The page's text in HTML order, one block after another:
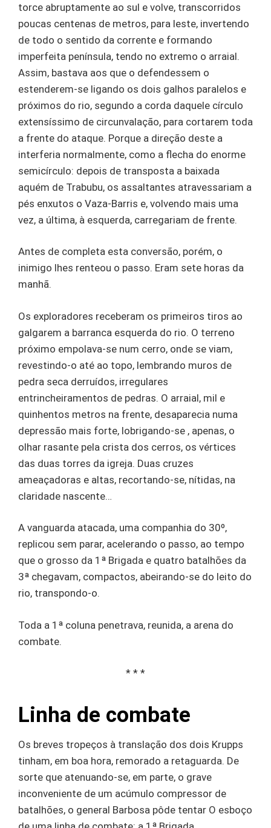
torce abruptamente ao sul e volve, transcorridos
poucas centenas de metros, para leste, invertendo
de todo o sentido da corrente e formando
imperfeita península, tendo no extremo o arraial.
Assim, bastava aos que o defendessem o
estenderem-se ligando os dois galhos paralelos e
próximos do rio, segundo a corda daquele círculo
extensíssimo de circunvalação, para cortarem toda
a frente do ataque. Porque a direção deste a
interferia normalmente, como a flecha do enorme
semicírculo: depois de transposta a baixada
aquém de Trabubu, os assaltantes atravessariam a
pés enxutos o Vaza-Barris e, volvendo mais uma
vez, a última, à esquerda, carregariam de frente.
Antes de completa esta conversão, porém, o
inimigo lhes renteou o passo. Eram sete horas da
manhã.
Os exploradores receberam os primeiros tiros ao
galgarem a barranca esquerda do rio. O terreno
próximo empolava-se num cerro, onde se viam,
revestindo-o até ao topo, lembrando muros de
pedra seca derruídos, irregulares
entrincheiramentos de pedras. O arraial, mil e
quinhentos metros na frente, desaparecia numa
depressão mais forte, lobrigando-se , apenas, o
olhar rasante pela crista dos cerros, os vértices
das duas torres da igreja. Duas cruzes
ameaçadoras e altas, recortando-se, nítidas, na
claridade nascente…
A vanguarda atacada, uma companhia do 30º,
replicou sem parar, acelerando o passo, ao tempo
que o grosso da 1ª Brigada e quatro batalhões da
3ª chegavam, compactos, abeirando-se do leito do
rio, transpondo-o.
Toda a 1ª coluna penetrava, reunida, a arena do
combate.
* * *
Linha de combate
Os breves tropeços à translação dos dois Krupps
tinham, em boa hora, remorado a retaguarda. De
sorte que atenuando-se, em parte, o grave
inconveniente de um acúmulo compressor de
batalhões, o general Barbosa pôde tentar O esboço